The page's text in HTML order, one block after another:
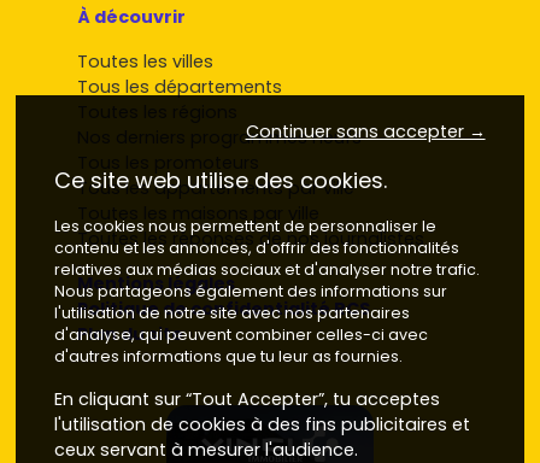
À découvrir
Toutes les villes
Tous les départements
Nos derniers programmes neufs
Tous les appartements par ville
Toutes les réponses de nos journalistes
Mentions légales
Politique de confidentialité RCS
Plan du site
Continuer sans accepter →
Ce site web utilise des cookies.
Les cookies nous permettent de personnaliser le
contenu et les annonces, d'offrir des fonctionnalités
relatives aux médias sociaux et d'analyser notre trafic.
Nous partageons également des informations sur
l'utilisation de notre site avec nos partenaires
d'analyse, qui peuvent combiner celles-ci avec
d'autres informations que tu leur as fournies.
En cliquant sur “Tout Accepter”, tu acceptes
l'utilisation de cookies à des fins publicitaires et
ceux servant à mesurer l'audience.